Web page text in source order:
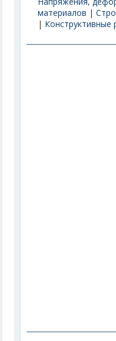
материалов |
| Конструктивные